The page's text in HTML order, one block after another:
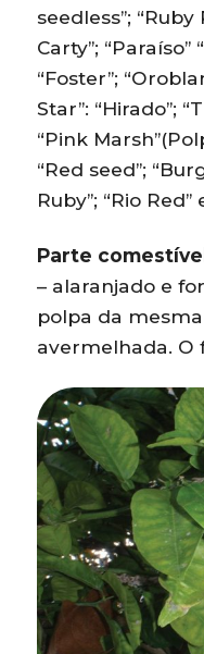
seedless”; “Ruby
Carty”; “Paraíso”
“Foster”;
Star”: “Hirado”;
“Pink
“Red seed”;
Ruby”; “Rio Red”
Parte
– alaranjado e
polpa da
avermelhada. O